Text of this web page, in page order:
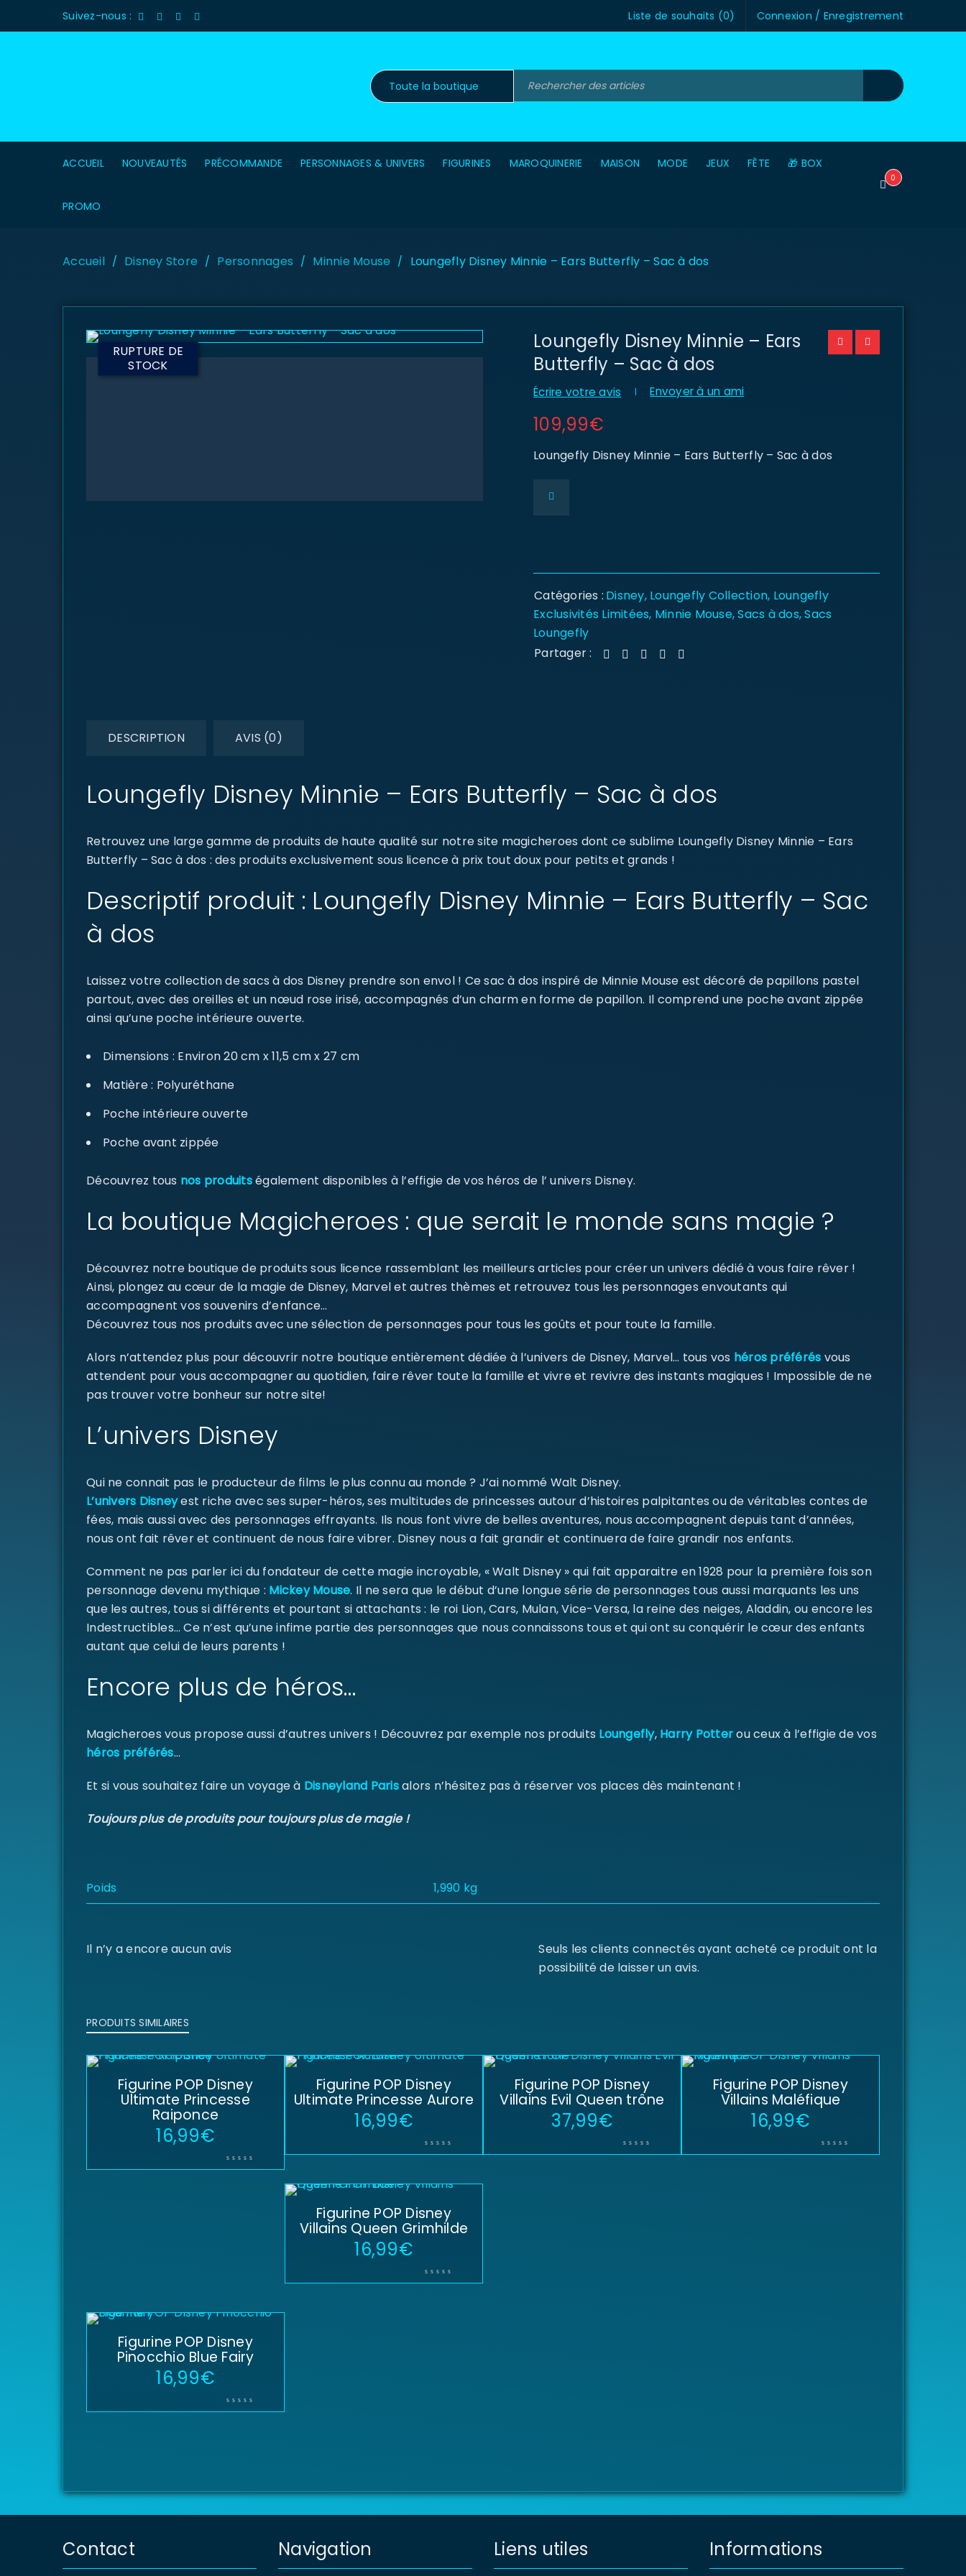
Suivez-nous : Connexion / Enregistrement
Liste de souhaits (0)
ACCUEIL NOUVEAUTÉS PRÉCOMMANDE PERSONNAGES & UNIVERS FIGURINES MAROQUINERIE MAISON MODE JEUX FÊTE 🎁 BOX
PROMO
0
Accueil / Disney Store / Personnages / Minnie Mouse / Loungefly Disney Minnie – Ears Butterfly – Sac à dos
RUPTURE DE
STOCK
Loungefly Disney Minnie – Ears
Butterfly – Sac à dos
Écrire votre avis Envoyer à un ami
109,99€
Loungefly Disney Minnie – Ears Butterfly – Sac à dos
Catégories : Disney, Loungefly Collection, Loungefly
Exclusivités Limitées, Minnie Mouse,Sacs à dos,Sacs
Loungefly
Partager :
DESCRIPTION AVIS (0)
Loungefly Disney Minnie – Ears Butterfly – Sac à dos
Retrouvez une large gamme de produits de haute qualité sur notre site magicheroes dont ce sublime Loungefly Disney Minnie – Ears
Butterfly – Sac à dos : des produits exclusivement sous licence à prix tout doux pour petits et grands !
Descriptif produit : Loungefly Disney Minnie – Ears Butterfly – Sac
à dos
Laissez votre collection de sacs à dos Disney prendre son envol ! Ce sac à dos inspiré de Minnie Mouse est décoré de papillons pastel
partout, avec des oreilles et un nœud rose irisé, accompagnés d’un charm en forme de papillon. Il comprend une poche avant zippée
ainsi qu’une poche intérieure ouverte.
Dimensions : Environ 20 cm x 11,5 cm x 27 cm
Matière : Polyuréthane
Poche intérieure ouverte
Poche avant zippée
Découvrez tous nos produitségalement disponibles à l’effigie de vos héros de l’ univers Disney.
La boutique Magicheroes : que serait le monde sans magie ?
Découvrez notre boutique de produits sous licence rassemblant les meilleurs articles pour créer un univers dédié à vous faire rêver !
Ainsi, plongez au cœur de la magie de Disney, Marvel et autres thèmes et retrouvez tous les personnages envoutants qui
accompagnent vos souvenirs d’enfance…
Découvrez tous nos produits avec une sélection de personnages pour tous les goûts et pour toute la famille.
Alors n’attendez plus pour découvrir notre boutique entièrement dédiée à l’univers de Disney, Marvel… tous vos héros préférés vous
attendent pour vous accompagner au quotidien, faire rêver toute la famille et vivre et revivre des instants magiques ! Impossible de ne
pas trouver votre bonheur sur notre site!
L’univers Disney
Qui ne connait pas le producteur de films le plus connu au monde ? J’ai nommé Walt Disney.
L’univers Disneyest riche avec ses super-héros, ses multitudes de princesses autour d’histoires palpitantes ou de véritables contes de
fées, mais aussi avec des personnages effrayants. Ils nous font vivre de belles aventures, nous accompagnent depuis tant d’années,
nous ont fait rêver et continuent de nous faire vibrer. Disney nous a fait grandir et continuera de faire grandir nos enfants.
Comment ne pas parler ici du fondateur de cette magie incroyable, « Walt Disney » qui fait apparaitre en 1928 pour la première fois son
personnage devenu mythique : Mickey Mouse. Il ne sera que le début d’une longue série de personnages tous aussi marquants les uns
que les autres, tous si différents et pourtant si attachants : le roi Lion, Cars, Mulan, Vice-Versa, la reine des neiges, Aladdin, ou encore les
Indestructibles… Ce n’est qu’une infime partie des personnages que nous connaissons tous et qui ont su conquérir le cœur des enfants
autant que celui de leurs parents !
Encore plus de héros…
Magicheroes vous propose aussi d’autres univers ! Découvrez par exemple nos produits Loungefly,Harry Potterou ceux à l’effigie de vos
héros préférés…
Et si vous souhaitez faire un voyage à Disneyland Parisalors n’hésitez pas à réserver vos places dès maintenant !
Toujours plus de produits pour toujours plus de magie !
Poids 1,990 kg
Il n’y a encore aucun avis
Seuls les clients connectés ayant acheté ce produit ont la
possibilité de laisser un avis.
PRODUITS SIMILAIRES
Figurine POP Disney
Ultimate Princesse
Raiponce
16,99€
Figurine POP Disney
Ultimate Princesse Aurore
16,99€
Figurine POP Disney
Villains Evil Queen trône
37,99€
Figurine POP Disney
Villains Maléfique
16,99€
Figurine POP Disney
Villains Queen Grimhilde
16,99€
Figurine POP Disney
Pinocchio Blue Fairy
16,99€
Contact Navigation Liens utiles Informations